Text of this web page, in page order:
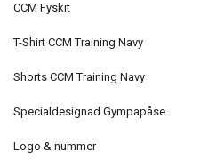
CCM Fyskit
T-Shirt CCM Training Navy
Shorts CCM Training Navy
Specialdesignad Gympapåse
Logo & nummer